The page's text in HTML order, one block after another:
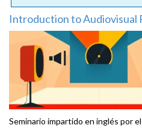
Introduction to Audiovisual
Seminario impartido en inglés por